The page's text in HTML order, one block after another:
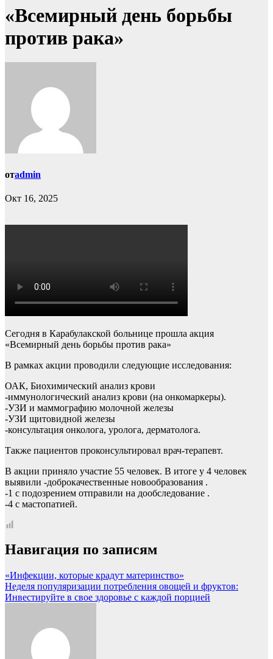
«Всемирный день борьбы
против рака»
отadmin
Окт 16, 2025
Сегодня в Карабулакской больнице прошла акция
«Всемирный день борьбы против рака»
В рамках акции проводили следующие исследования:
ОАК, Биохимический анализ крови
-иммунологический анализ крови (на онкомаркеры).
-УЗИ и маммографию молочной железы
-УЗИ щитовидной железы
-консультация онколога, уролога, дерматолога.
Также пациентов проконсультировал врач-терапевт.
В акции приняло участие 55 человек. В итоге у 4 человек
выявили -доброкачественные новообразования .
-1 с подозрением отправили на дообследование .
-4 с мастопатией.
Навигация по записям
«Инфекции, которые крадут материнство»
Неделя популяризации потребления овощей и фруктов:
Инвестируйте в свое здоровье с каждой порцией